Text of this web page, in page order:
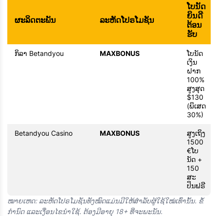
ຜະລິດຕະພັນ ລະຫັດໂປຣໂມຊັນ
ໂບນັດ
ຍິນດີ
ຕ້ອນ
ຮັບ
ກິລາ Betandyou MAXBONUS
ໂບນັດ
ເງິນ
ຝາກ
100%
ສູງສຸດ
$130
(ພິເສດ
30%)
Betandyou Casino MAXBONUS
ສູງເຖິງ
1500
€ໂບ
ນັດ +
150
ສະ
ປິນຟຣີ
ໝາຍເຫດ: ລະຫັດໂປຣໂມຊັນທັງໝົດແມ່ນມີໃຫ້ສຳລັບຜູ້ໃຊ້ໃໝ່ເທົ່ານັ້ນ. ຂໍ້
ກຳນົດ ແລະເງື່ອນໄຂນຳໃຊ້. ຕ້ອງມີອາຍຸ 18+ ທີ່ຈະພະນັນ.